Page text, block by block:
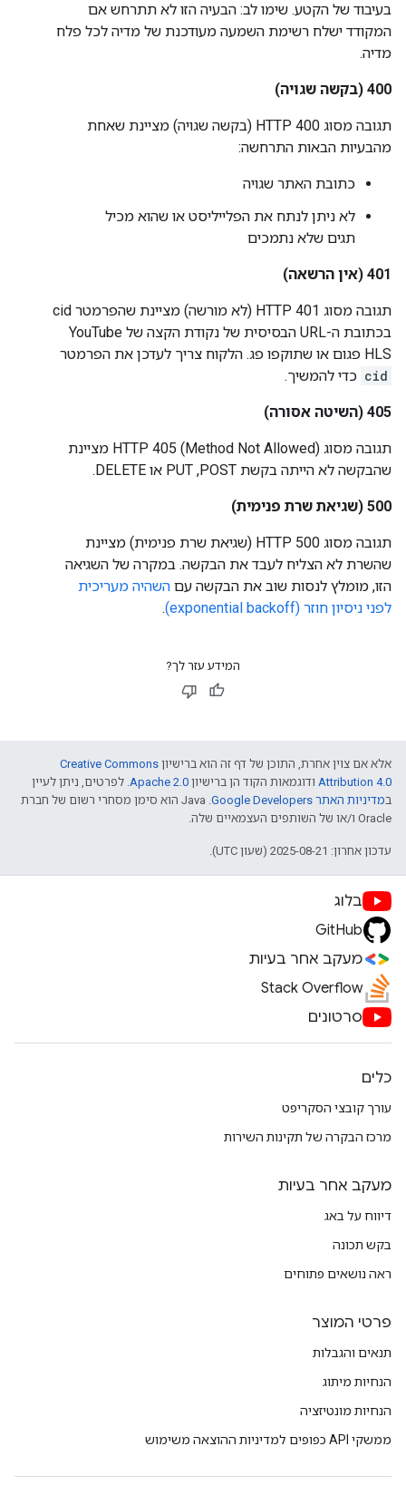
בעיבוד של הקטע. שימו לב: הבעיה הזו לא תתרחש אם
המקודד ישלח רשימת השמעה מעודכנת של מדיה לכל פלח
מדיה.
‫400 (בקשה שגויה)
תגובה מסוג HTTP 400 (בקשה שגויה) מציינת שאחת
מהבעיות הבאות התרחשה:
כתובת האתר שגויה
לא ניתן לנתח את הפלייליסט או שהוא מכיל
תגים שלא נתמכים
‫401 (אין הרשאה)
תגובה מסוג HTTP 401 (לא מורשה) מציינת שהפרמטר cid
בכתובת ה-URL הבסיסית של נקודת הקצה של YouTube
HLS פגום או שתוקפו פג. הלקוח צריך לעדכן את הפרמטר
cid כדי להמשיך.
‫405 (השיטה אסורה)
תגובה מסוג HTTP 405 (Method Not Allowed) מציינת
שהבקשה לא הייתה בקשת POST,‏ PUT או DELETE.
‫500 (שגיאת שרת פנימית)
תגובה מסוג HTTP 500 (שגיאת שרת פנימית) מציינת
שהשרת לא הצליח לעבד את הבקשה. במקרה של השגיאה
הזו, מומלץ לנסות שוב את הבקשה עם השהיה מעריכית
לפני ניסיון חוזר (exponential backoff)
.
המידע עזר לך?
אלא אם צוין אחרת, התוכן של דף זה הוא ברישיון Creative Commons
Attribution 4.0 ודוגמאות הקוד הן ברישיון Apache 2.0. לפרטים, ניתן לעיין
במדיניות האתר Google Developers‏
.‏ Java הוא סימן מסחרי רשום של חברת
Oracle ו/או של השותפים העצמאיים שלה.
עדכון אחרון: 2025-08-21 (שעון UTC).
בלוג
GitHub
מעקב אחר בעיות
Stack Overflow
סרטונים
כלים
עורך קובצי הסקריפט
מרכז הבקרה של תקינות השירות
מעקב אחר בעיות
דיווח על באג
בקש תכונה
ראה נושאים פתוחים
פרטי המוצר
תנאים והגבלות
הנחיות מיתוג
הנחיות מונטיזציה
ממשקי API כפופים למדיניות ההוצאה משימוש